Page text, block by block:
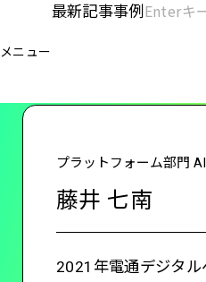
ン
ン
メニュー
[KC]
ー
-
メ
イ
最新記事事例
藤井 七南
プラットフォーム部門
2021年電通デジタ